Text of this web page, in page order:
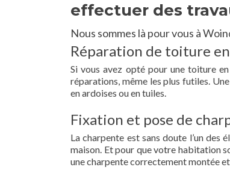
effectuer des
Nous sommes là pour vous à
Réparation de toiture
Si vous avez opté pour une toiture
réparations, même les plus futiles.
en ardoises ou en tuiles.
Fixation et pose de
La charpente est sans doute l’un des
maison. Et pour que votre habitation
une charpente correctement montée